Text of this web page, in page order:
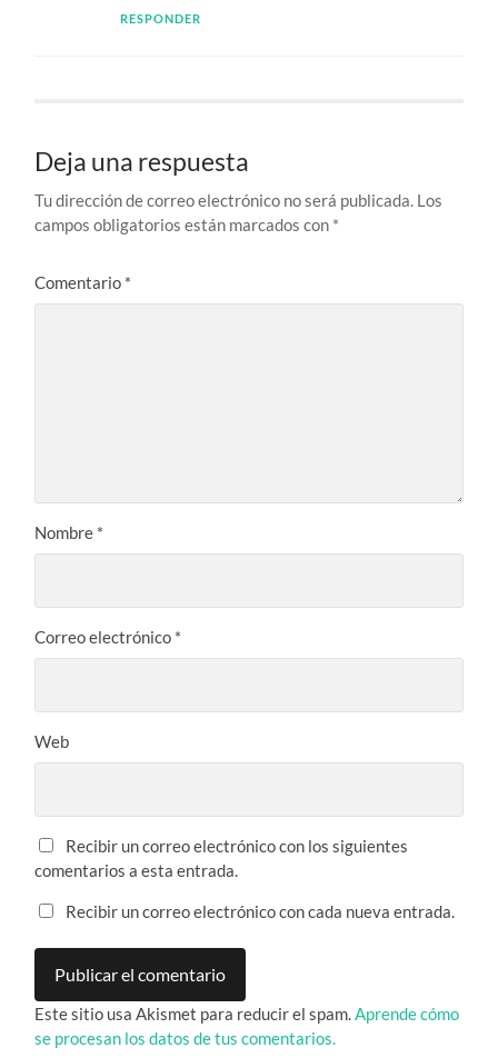
RESPONDER
Deja una respuesta
Tu dirección de correo electrónico no será publicada. Los
campos obligatorios están marcados con *
Comentario *
Nombre *
Correo electrónico *
Web
Recibir un correo electrónico con los siguientes
comentarios a esta entrada.
Recibir un correo electrónico con cada nueva entrada.
Este sitio usa Akismet para reducir el spam.Aprende cómo
se procesan los datos de tus comentarios.